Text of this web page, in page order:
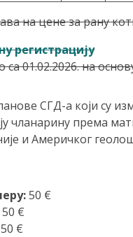
на цене за рану
регистрацију
01.02.2026. на
СГД-а који су
чланарину према
и Америчког
50 €
50 €
50 €